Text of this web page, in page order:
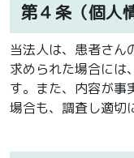
第４条（個人
当法人は、患者さん
求められた場合には
す。また、内容が事
場合も、調査し適切